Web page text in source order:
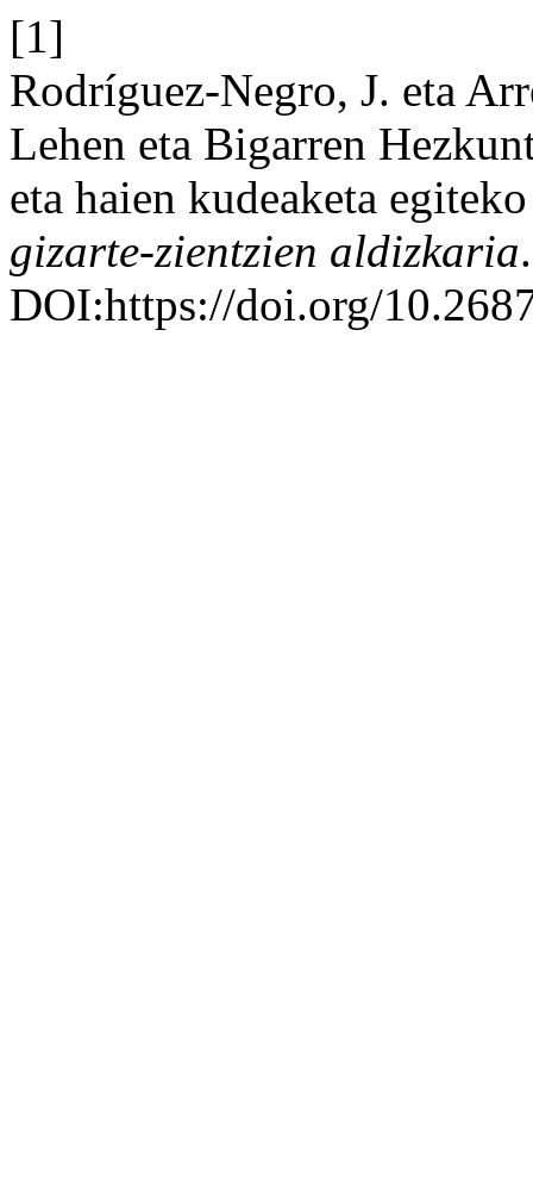
[1]
Rodríguez-Negro, J. eta
Lehen eta Bigarren
eta haien kudeaketa
gizarte-zientzien aldizkaria
DOI:https://doi.org/